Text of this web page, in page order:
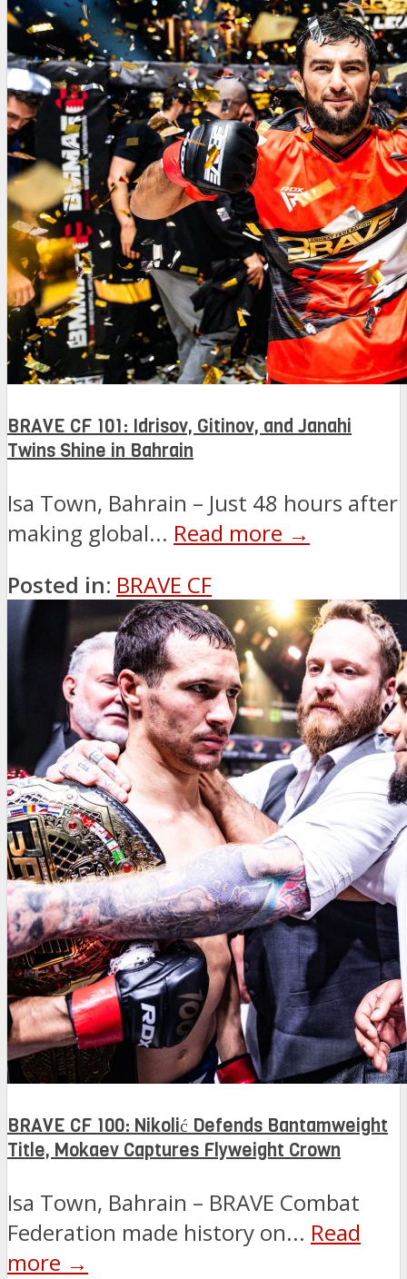
BRAVE CF 101: Idrisov, Gitinov, and Janahi
Twins Shine in Bahrain
Isa Town, Bahrain – Just 48 hours after
making global... Read more →
Posted in: BRAVE CF
BRAVE CF 100: Nikolić Defends Bantamweight
Title, Mokaev Captures Flyweight Crown
Isa Town, Bahrain – BRAVE Combat
Federation made history on... Read
more →